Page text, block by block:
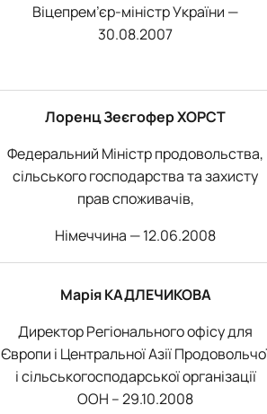
Віцепрем’єр-міністр України —
30.08.2007
Лоренц Зеєгофер ХОРСТ
Федеральний Міністр продовольства,
сільського господарства та захисту
прав споживачів,
Німеччина — 12.06.2008
Марія КАДЛЕЧИКОВА
Директор Регіонального офісу для
Європи і Центральної Азії
і сільськогосподарської організації
ООН – 29.10.2008